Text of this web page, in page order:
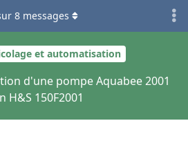
et automatisation
d'une pompe Aquabee 2001
H&S 150F2001
8 messages